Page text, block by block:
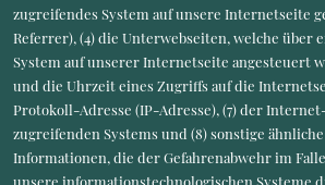
zugreifendes System auf unsere Internetseite
Referrer), (4) die Unterwebseiten, welche über
System auf unserer Internetseite angesteuert
und die Uhrzeit eines Zugriffs auf die
Protokoll-Adresse (IP-Adresse), (7) der
zugreifenden Systems und (8) sonstige
Informationen, die der Gefahrenabwehr im
unsere informationstechnologischen Systeme